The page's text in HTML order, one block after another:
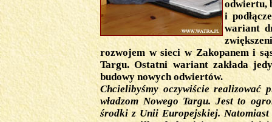
odwiertu,
i
wariant
rozwojem w sieci w Zakopanem i
Targu. Ostatni wariant zakłada
budowy nowych odwiertów.
Chcielibyśmy oczywiście realizować
władzom Nowego Targu. Jest to
środki z Unii Europejskiej. Natomiast